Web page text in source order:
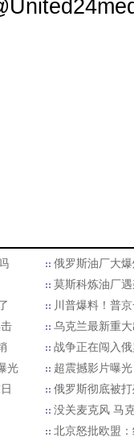
俄罗斯油厂大
莫斯科炼油厂
川普爆料！普
乌克兰最新重
战争正在闯入
光
超震撼影片曝
俄罗斯彻底被
没关麦克风 马
北京怒批欧盟